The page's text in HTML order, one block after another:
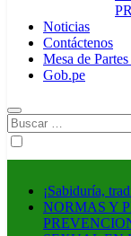
Noticias
Contáctenos
Mesa de
Gob.pe
Buscar:
¡Sabiduría,
NORMAS Y